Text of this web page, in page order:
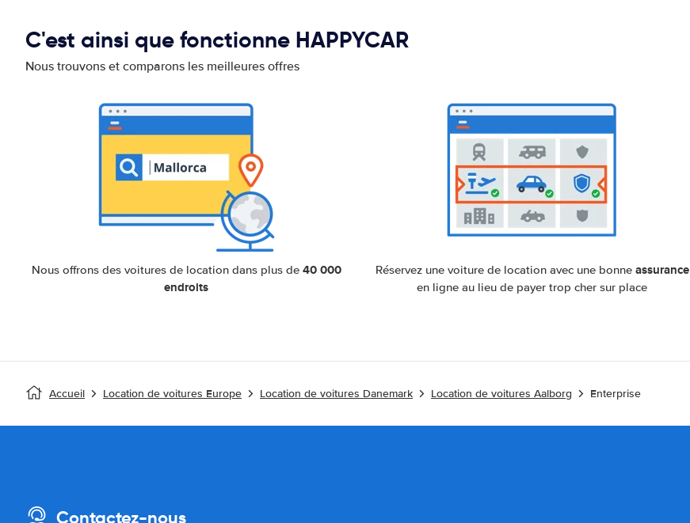
C'est ainsi que fonctionne HAPPYCAR
Nous trouvons et comparons les meilleures offres
Nous offrons des voitures de location dans plus de 40 000
endroits
Réservez une voiture de location avec une bonne assurance
en ligne au lieu de payer trop cher sur place
Accueil Location de voitures Europe Location de voitures Danemark Location de voitures Aalborg Enterprise
Contactez-nous